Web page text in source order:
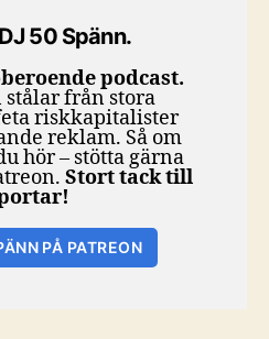
50 Spänn.
podcast.
stålar från stora
riskkapitalister
reklam. Så om
hör – stötta gärna
Stort tack till
PÅ PATREON